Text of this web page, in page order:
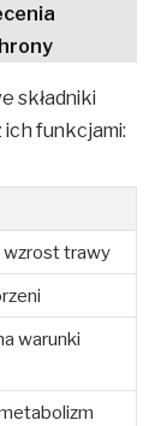
składniki
ich funkcjami:
wzrost trawy
warunki